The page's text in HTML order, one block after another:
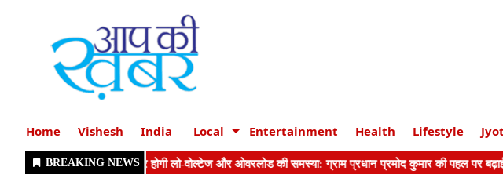
Home Vishesh India Local Entertainment Health Lifestyle